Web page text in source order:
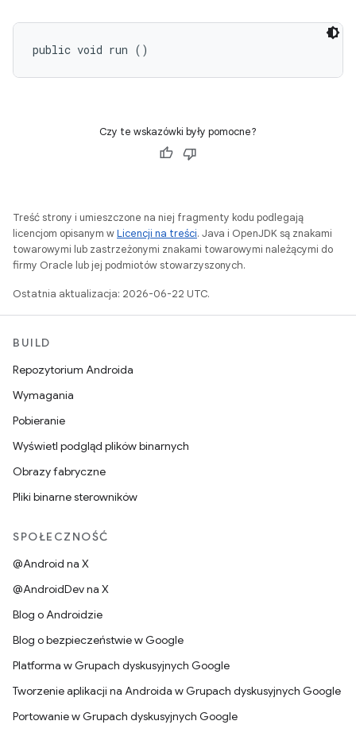
public void run ()
Czy te wskazówki były pomocne?
Treść strony i umieszczone na niej fragmenty kodu podlegają
licencjom opisanym wLicencji na treści. Java i OpenJDK są znakami
towarowymi lub zastrzeżonymi znakami towarowymi należącymi do
firmy Oracle lub jej podmiotów stowarzyszonych.
Ostatnia aktualizacja: 2026-06-22 UTC.
BUILD
Repozytorium Androida
Wymagania
Pobieranie
Wyświetl podgląd plików binarnych
Obrazy fabryczne
Pliki binarne sterowników
SPOŁECZNOŚĆ
@Android na X
@AndroidDev na X
Blog o Androidzie
Blog o bezpieczeństwie w Google
Platforma w Grupach dyskusyjnych Google
Tworzenie aplikacji na Androida w Grupach dyskusyjnych Google
Portowanie w Grupach dyskusyjnych Google